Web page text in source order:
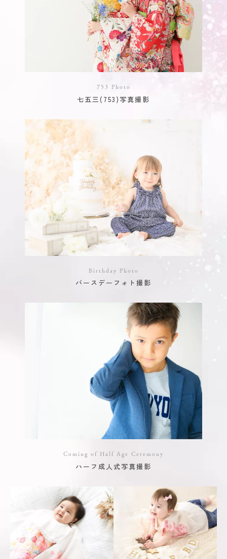
753 Photo
七五三(753)写真撮影
Birthday Photo
バースデーフォト撮影
Coming of Half Age Ceremony
ハーフ成人式写真撮影